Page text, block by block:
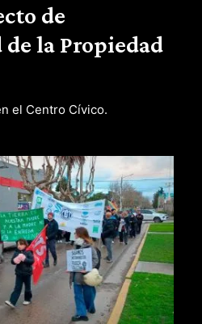
de
la Propiedad
el Centro Cívico.